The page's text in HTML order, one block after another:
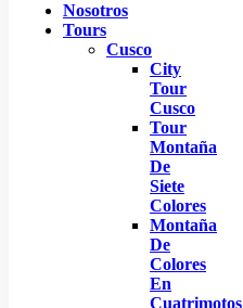
Nosotros
Tours
Cusco
City
Tour
Cusco
Tour
Montaña
De
Siete
Colores
Montaña
De
Colores
En
Cuatrimotos